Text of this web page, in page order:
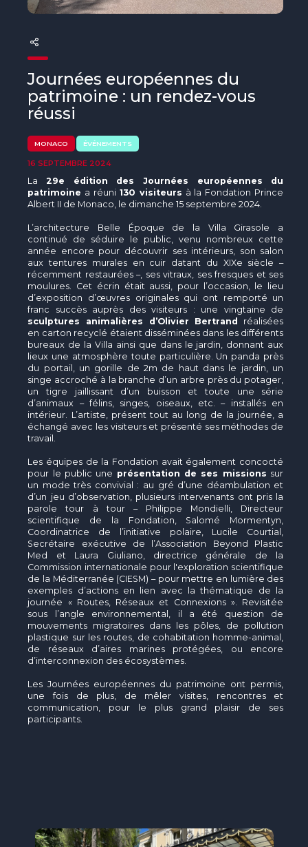
Initiative Homme - Faune sauvage
Journées européennes du
patrimoine : un rendez-vous
réussi
MONACO ÉVÉNEMENTS
16 SEPTEMBRE 2024
La 29e édition des Journées européennes du
patrimoine a réuni 130 visiteurs à la Fondation Prince
Albert II de Monaco, le dimanche 15 septembre 2024.
L’architecture Belle Époque de la Villa Girasole a
continué de séduire le public, venu nombreux cette
année encore pour découvrir ses intérieurs, son salon
aux tentures murales en cuir datant du XIXe siècle –
récemment restaurées –, ses vitraux, ses fresques et ses
moulures. Cet écrin était aussi, pour l’occasion, le lieu
d’exposition d’œuvres originales qui ont remporté un
franc succès auprès des visiteurs : une vingtaine de
sculptures animalières d’Olivier Bertrand
réalisées
en carton recyclé étaient disséminées dans les différents
bureaux de la Villa ainsi que dans le jardin, donnant aux
lieux une atmosphère toute particulière. Un panda près
du portail, un gorille de 2m de haut dans le jardin, un
singe accroché à la branche d’un arbre près du potager,
un tigre jaillissant d’un buisson et toute une série
d’animaux – félins, singes, oiseaux, etc. – installés en
intérieur. L’artiste, présent tout au long de la journée, a
échangé avec les visiteurs et présenté ses méthodes de
travail.
Les équipes de la Fondation avait également concocté
pour le public une présentation de ses missions sur
un mode très convivial : au gré d’une déambulation et
d’un jeu d’observation, plusieurs intervenants ont pris la
parole tour à tour – Philippe Mondielli, Directeur
scientifique de la Fondation, Salomé Mormentyn,
Coordinatrice de l’initiative polaire, Lucile Courtial,
Secrétaire exécutive de l’Association Beyond Plastic
Med et Laura Giuliano, directrice générale de la
Commission internationale pour l'exploration scientifique
de la Méditerranée (CIESM) – pour mettre en lumière des
exemples d’actions en lien avec la thématique de la
journée « Routes, Réseaux et Connexions ». Revisitée
sous l’angle environnemental, il a été question de
mouvements migratoires dans les pôles, de pollution
plastique sur les routes, de cohabitation homme-animal,
de réseaux d’aires marines protégées, ou encore
d’interconnexion des écosystèmes.
Les Journées européennes du patrimoine ont permis,
une fois de plus, de mêler visites, rencontres et
communication, pour le plus grand plaisir de ses
participants.